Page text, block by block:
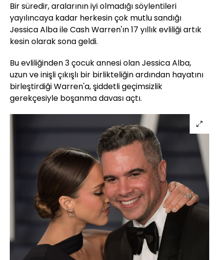
Bir süredir, aralarının iyi olmadığı söylentileri
yayılıncaya kadar herkesin çok mutlu sandığı
Jessica Alba ile Cash Warren'ın 17 yıllık evliliği artık
kesin olarak sona geldi.
Bu evliliğinden 3 çocuk annesi olan Jessica Alba,
uzun ve inişli çıkışlı bir birlikteliğin ardından hayatını
birleştirdiği Warren'a, şiddetli geçimsizlik
gerekçesiyle boşanma davası açtı.